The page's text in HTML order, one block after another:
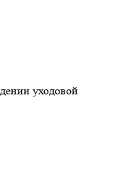
уходовой